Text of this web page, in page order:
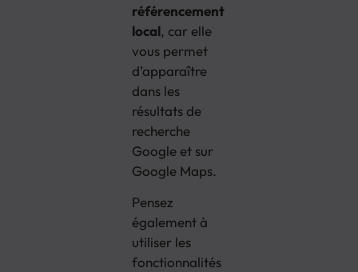
référencement
local, car elle
vous permet
d’apparaître
dans les
résultats de
recherche
Google et sur
Google Maps.
Pensez
également à
utiliser les
fonctionnalités